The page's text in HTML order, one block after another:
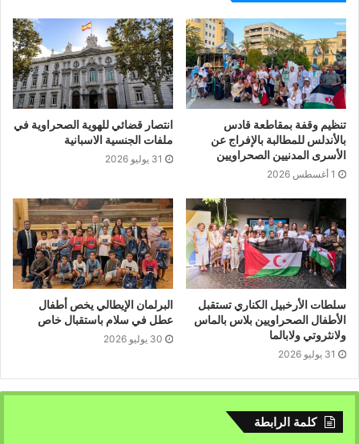
تنظيم وقفة بمقاطعة قادس
بالأندلس للمطالبة بالإفراج عن
الأسرى المدنيين الصحراويين
1 أغسطس 2026
انتصار قضائي للهوية الصحراوية في
ملفات الجنسية الاسبانية
31 يوليو 2026
سلطات الأرخبيل الكناري تستقبل
الأطفال الصحراويين بلاس بالماس
ولانثروتي ولابالما
31 يوليو 2026
البرلمان الإيطالي يخص أطفال
عطل في سلام باستقبال خاص
30 يوليو 2026
كلمة الرابطة